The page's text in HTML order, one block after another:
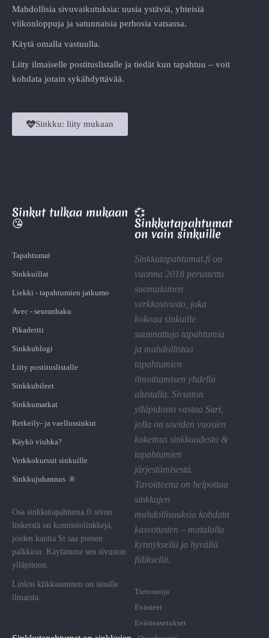
Mahdollisia sivuvaikutuksia: uusia ystäviä, yhteisiä
viikonloppuja ja satunnaisia perhosia vatsassa.
Käytä omalla vastuulla.
Liity ilmaiselle postituslistalle ja tiedät kun tapahtuu – voit
kohdata jotain sykähdyttävää.
Sinkku: liity mukaan
Sinkut tulkaa mukaan
😘
Tapahtumat
Sinkkuillat
Liekki - tapahtumien jatkumo
Avec - seuranhaku
Pikadeitti
Sinkkublogi
Liity postituslistalle
Sinkkubileet
Sinkkumatkat
Retkeily- ja vaellussinkut
Käykö viuhka?
Verkkokurssit sinkuille
Sinkkujuhannus ®
Osa sinkkutapahtuma.fi sivun
linkeistä on komissiolinkkejä,
joiden kautta St saa pienen
palkkion. Käytämme sen sivuston
ylläpitoon.
Linkin klikkaaminen on sinulle
ilmaista.
💞
Sinkkutapahtumat
on vain sinkuille
Sinkkutapahtumat.fi on
vuonna 2018 perustettu
suomalainen
verkkosivusto, joka
kokoaa sinkuille
suunnattuja tapahtumia
ja mahdollistaa
tapahtumien
ilmoittamisen yhdellä
alustalla. Sivuston
ylläpidosta vastaa Sari
jolla on useiden vuosien
kokemus sinkkuudesta &
tapahtumien
järjestämisestä.
Tavoitteena on helpottaa
sinkkujen
mahdollisuuksia kohdata
kasvotusten – matalalla
kynnyksellä ja hyvällä
fiiliksellä.
Tietosuoja
Evästeet
Evästeasetukset